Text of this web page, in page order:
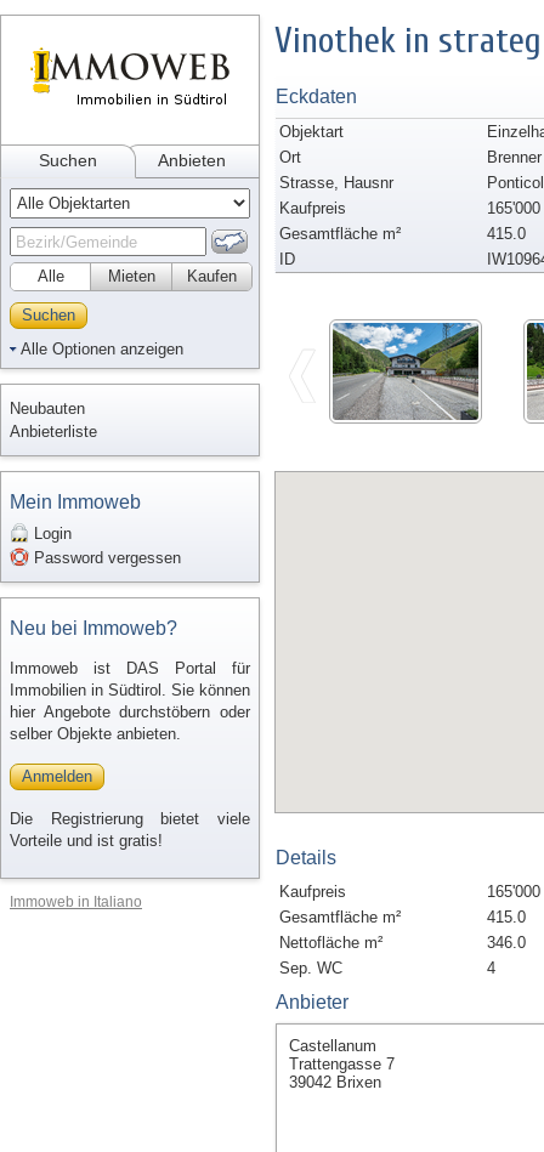
Suchen Anbieten
Alle Kaufen
Mieten
Suchen
Alle Optionen anzeigen
Neubauten
Anbieterliste
Mein Immoweb
Login
Password vergessen
Neu bei Immoweb?
Immoweb ist DAS Portal für
Immobilien in Südtirol. Sie können
hier Angebote durchstöbern oder
selber Objekte anbieten.
Anmelden
Die Registrierung bietet viele
Vorteile und ist gratis!
Immoweb in Italiano
Vinothek in
Eckdaten
Objektart
Ort
Brenner
Strasse, Hausnr
Kaufpreis
165'000
Gesamtfläche m²
415.0
ID
Details
Kaufpreis
165'000
Gesamtfläche m²
415.0
Nettofläche m²
346.0
Sep. WC
4
Anbieter
Castellanum
Trattengasse 7
39042 Brixen